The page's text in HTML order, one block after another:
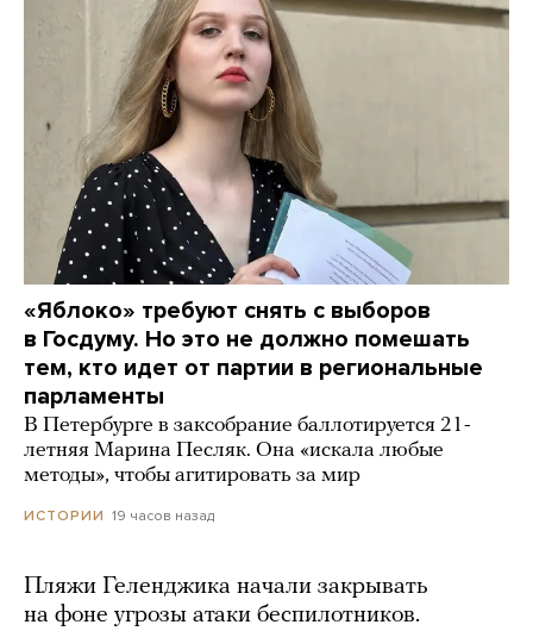
«Яблоко» требуют снять с выборов
в Госдуму. Но это не должно помешать
тем, кто идет от партии в региональные
парламенты
В Петербурге в заксобрание баллотируется 21-
летняя Марина Песляк. Она «искала любые
методы», чтобы агитировать за мир
ИСТОРИИ 19 часов назад
Пляжи Геленджика начали закрывать
на фоне угрозы атаки беспилотников.